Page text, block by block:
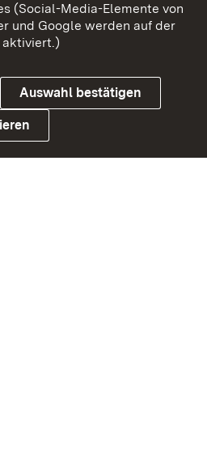
Datenschutz
(Social-Media-Elemente von
und Google werden auf der
aktiviert.)
Auswahl bestätigen